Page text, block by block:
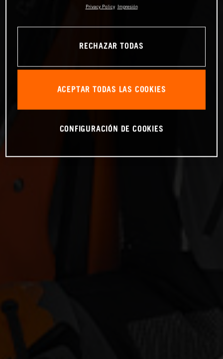
Privacy Policy Impresión
RECHAZAR TODAS
ACEPTAR TODAS LAS COOKIES
CONFIGURACIÓN DE COOKIES